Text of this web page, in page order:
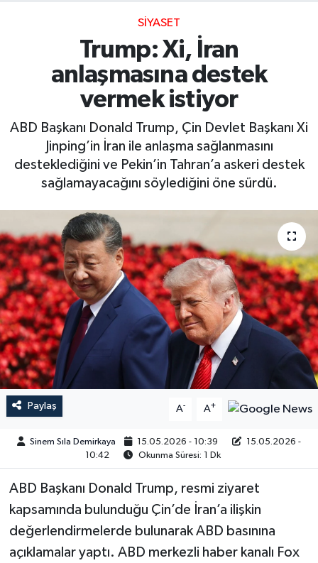
SIYASET
Trump: Xi, İran
anlaşmasına destek
vermek istiyor
ABD Başkanı Donald Trump, Çin Devlet Başkanı Xi
Jinping’in İran ile anlaşma sağlanmasını
desteklediğini ve Pekin’in Tahran’a askeri destek
sağlamayacağını söylediğini öne sürdü.
Paylaş A- A+
Sinem Sıla Demirkaya 15.05.2026 - 10:39
15.05.2026 -
10:42
Okunma Süresi: 1 Dk
ABD Başkanı Donald Trump, resmi ziyaret
kapsamında bulunduğu Çin’de İran’a ilişkin
değerlendirmelerde bulunarak ABD basınına
açıklamalar yaptı. ABD merkezli haber kanalı Fox